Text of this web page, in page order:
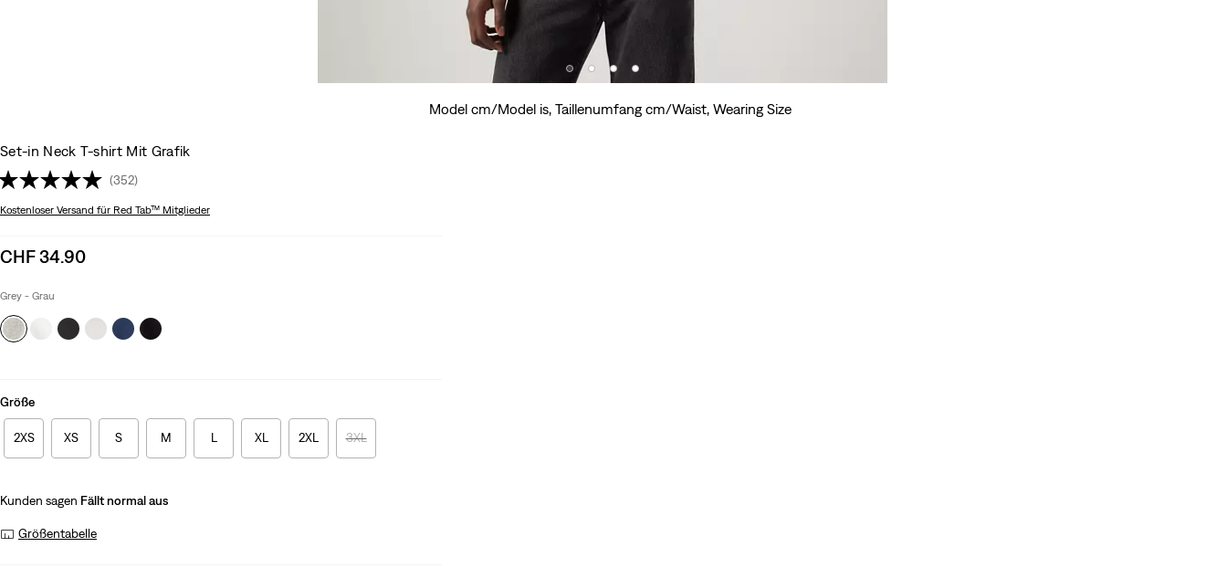
Model cm/Model is, Taillenumfang cm/Waist, Wearing Size
Set-in Neck T-shirt Mit Grafik
(352)
Kostenloser Versand für Red Tab™ Mitglieder
Sale
is
CHF 34.90
Grey - Grau
Größe
2XS XS S M L XL 2XL 3XL
Kunden sagen Fällt normal aus
Größentabelle